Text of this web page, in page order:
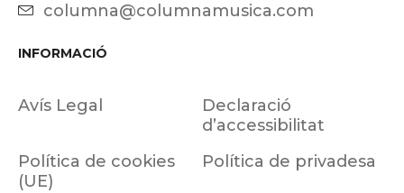
columna@columnamusica.com
INFORMACIÓ
Avís Legal
Declaració
d’accessibilitat
Política de cookies
(UE)
Política de privadesa